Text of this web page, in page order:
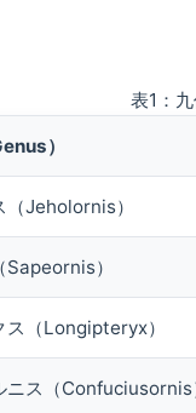
表1：
）
（Jeholornis）
）
ス（Longipteryx）
ニス（Confuciusornis